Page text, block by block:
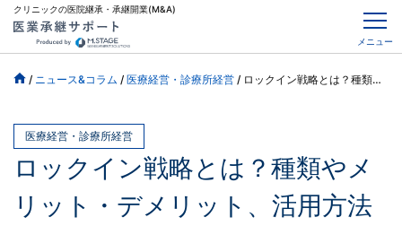
クリニックの医院継承・承継開業(M&A)
メニュー
/ ニュース&コラム / 医療経営・診療所経営 / ロックイン戦略とは？種類やメリット・デメリット、活用方法を解説
医療経営・診療所経営
ロックイン戦略とは？種類やメ
リット・デメリット、活用方法